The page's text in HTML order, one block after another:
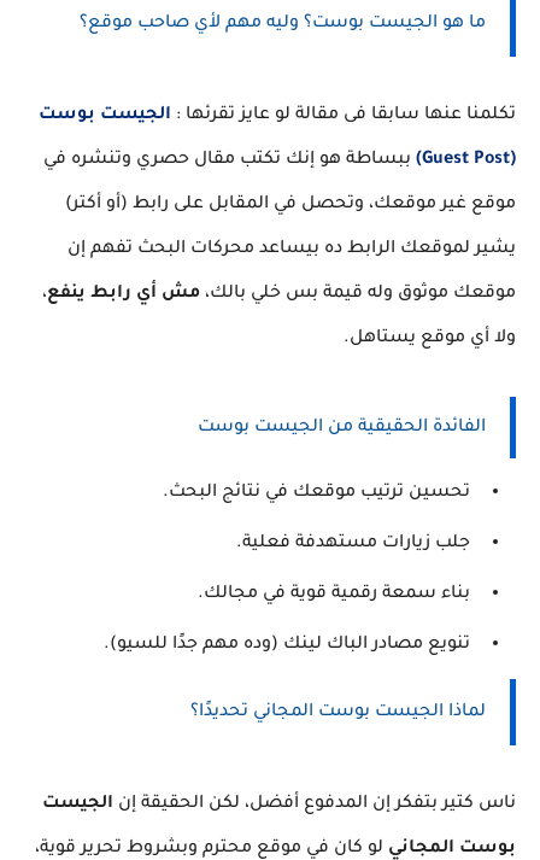
ما هو الجيست بوست؟ وليه مهم لأي صاحب موقع؟
تكلمنا عنها سابقا فى مقالة لو عايز تقرئها : الجيست بوست
(Guest Post) ببساطة هو إنك تكتب مقال حصري وتنشره في
موقع غير موقعك، وتحصل في المقابل على رابط (أو أكتر)
يشير لموقعك الرابط ده بيساعد محركات البحث تفهم إن
موقعك موثوق وله قيمة بس خلي بالك، مش أي رابط ينفع،
ولا أي موقع يستاهل.
الفائدة الحقيقية من الجيست بوست
تحسين ترتيب موقعك في نتائج البحث.
جلب زيارات مستهدفة فعلية.
بناء سمعة رقمية قوية في مجالك.
تنويع مصادر الباك لينك (وده مهم جدًا للسيو).
لماذا الجيست بوست المجاني تحديدًا؟
ناس كتير بتفكر إن المدفوع أفضل، لكن الحقيقة إن الجيست
بوست المجاني لو كان في موقع محترم وبشروط تحرير قوية،